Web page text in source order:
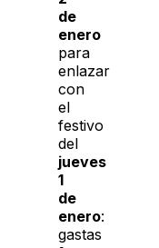
de
enero
para
enlazar
con
el
festivo
del
jueves
1
de
enero:
gastas